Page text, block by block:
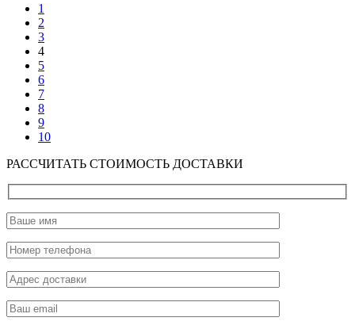
1
2
3
4
5
6
7
8
9
10
РАССЧИТАТЬ СТОИМОСТЬ ДОСТАВКИ